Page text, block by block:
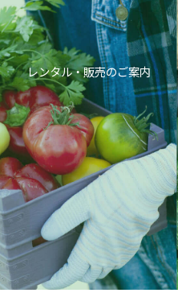
レンタル・販売のご案内